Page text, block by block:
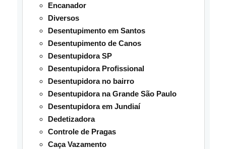
Encanador
Diversos
Desentupimento em Santos
Desentupimento de Canos
Desentupidora SP
Desentupidora Profissional
Desentupidora no bairro
Desentupidora na Grande São Paulo
Desentupidora em Jundiaí
Dedetizadora
Controle de Pragas
Caça Vazamento